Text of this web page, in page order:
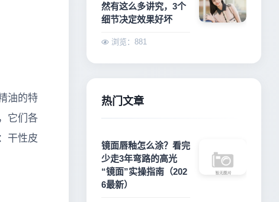
油的特
它们各
干性皮
然有这么多讲究，3个
细节决定效果好坏
浏览：881
热门文章
镜面唇釉怎么涂？看完
少走3年弯路的高光
“镜面”实操指南（202
6最新）